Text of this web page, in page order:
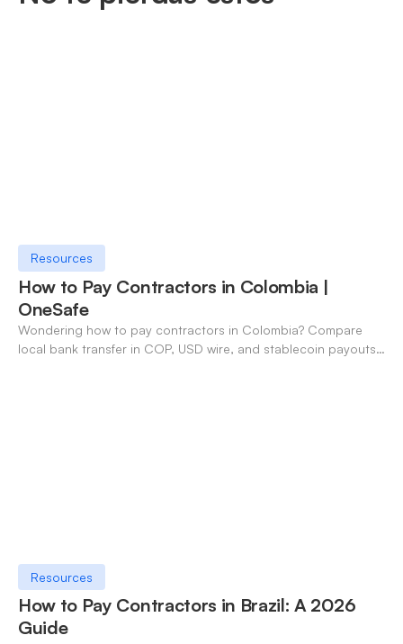
Resources
How to Pay Contractors in Colombia |
OneSafe
Wondering how to pay contractors in Colombia? Compare
local bank transfer in COP, USD wire, and stablecoin payouts.
Resources
How to Pay Contractors in Brazil: A 2026
Guide